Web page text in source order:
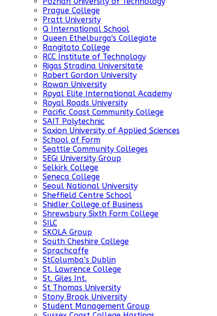
Prague College
Pratt University
Q International School
Queen Ethelburga's Collegiate
Rangitoto College
RCC Institute of Technology
Rigas Stradina Universitate
Robert Gordon University
Rowan University
Royal Elite International Academy
Royal Roads University
Pacific Coast Community College
SAIT Polytechnic
Saxion University of Applied Sciences
School of Form
Seattle Community Colleges
SEGi University Group
Selkirk College
Seneca College
Seoul National University
Sheffield Centre School
Shidler College of Business
Shrewsbury Sixth Form College
SILC
SKOLA Group
South Cheshire College
Sprachcaffe
StColumba’s Dublin
St. Lawrence College
St. Giles Int.
St Thomas University
Stony Brook University
Student Management Group